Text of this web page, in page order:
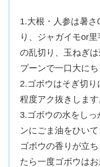
1.大根・人参は暑
り、ジャガイモor
の乱切り、玉ねぎ
プーンで一口大にち
2.ゴボウはそぎ切
程度アク抜きします
3.ゴボウの水をし
ンにごま油をひい
ゴボウの香りが立
たら一度ゴボウは